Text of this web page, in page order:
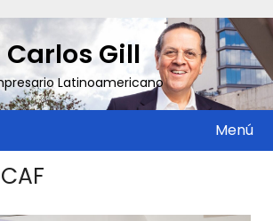
Carlos Gill
Latinoamericano
Menú
CAF